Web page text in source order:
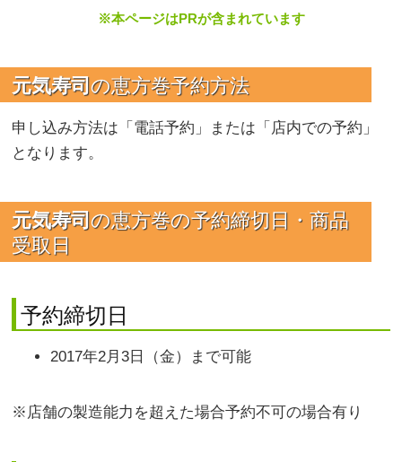
※本ページはPRが含まれています
元気寿司 の恵方巻予約方法
申し込み方法は「電話予約」または「店内での予約」
となります。
元気寿司 の恵方巻の予約締切日・商品
受取日
予約締切日
2017年2月3日（金）まで可能
※店舗の製造能力を超えた場合予約不可の場合有り